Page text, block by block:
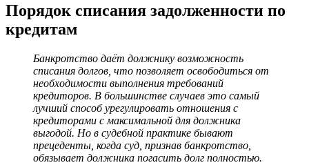
Порядок списания задолженности по
кредитам
Банкротство даёт должнику возможность
списания долгов, что позволяет освободиться от
необходимости выполнения требований
кредиторов. В большинстве случаев это самый
лучший способ урегулировать отношения с
кредиторами с максимальной для должника
выгодой. Но в судебной практике бывают
прецеденты, когда суд, признав банкротство,
обязывает должника погасить долг полностью.